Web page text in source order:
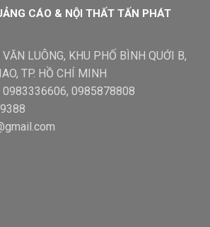
CÁO & NỘI THẤT TẤN PHÁT
LUÔNG, KHU PHỐ BÌNH QUỚI B,
TP. HỒ CHÍ MINH
0985878808